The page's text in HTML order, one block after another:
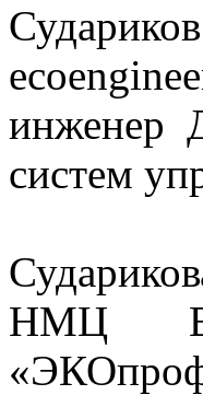
инженер
систем
НМЦ